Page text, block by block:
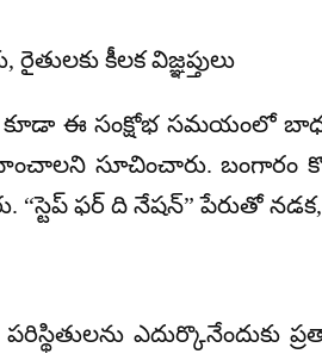
రైతులకు కీలక విజ్ఞప్తులు
కూడా ఈ సంక్షోభ సమయంలో
సూచించారు. బంగారం
“స్టెప్ ఫర్ ది నేషన్” పేరుతో
పరిస్థితులను